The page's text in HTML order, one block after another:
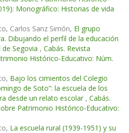
Monográfico: Historias de vida
Carlos Sanz Simón, El grupo
Dibujando el perfil de la educación
Segovia , Cabás. Revista
Histórico-Educativo: Núm.
Bajo los cimientos del Colegio
de Soto”: la escuela de los
desde un relato escolar , Cabás.
Patrimonio Histórico-Educativo:
La escuela rural (1939-1951) y su